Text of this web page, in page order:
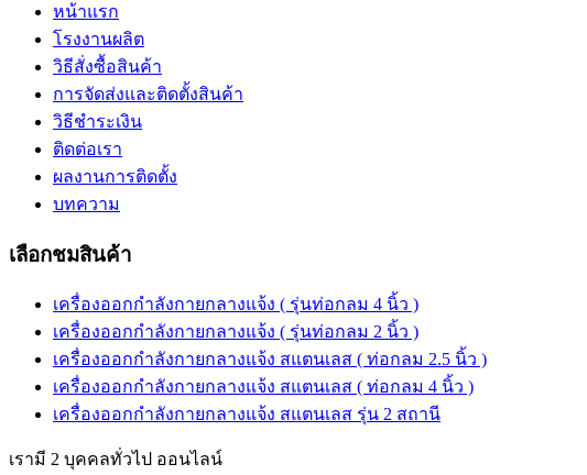
หน้าแรก
โรงงานผลิต
วิธีสั่งซื้อสินค้า
การจัดส่งและติดตั้งสินค้า
วิธีชำระเงิน
ติดต่อเรา
ผลงานการติดตั้ง
บทความ
เลือกชมสินค้า
เครื่องออกกำลังกายกลางแจ้ง ( รุ่นท่อกลม 4 นิ้ว )
เครื่องออกกำลังกายกลางแจ้ง ( รุ่นท่อกลม 2 นิ้ว )
เครื่องออกกำลังกายกลางแจ้ง สแตนเลส ( ท่อกลม 2.5 นิ้ว )
เครื่องออกกำลังกายกลางแจ้ง สแตนเลส ( ท่อกลม 4 นิ้ว )
เครื่องออกกำลังกายกลางแจ้ง สแตนเลส รุ่น 2 สถานี
เรามี 2 บุคคลทั่วไป ออนไลน์